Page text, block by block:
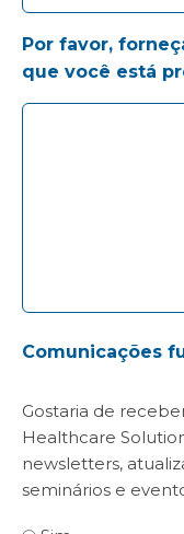
Por favor,
que você está
Comunicações
Gostaria de
Healthcare
newsletters,
seminários e